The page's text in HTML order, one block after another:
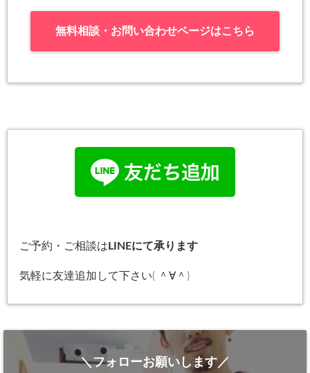
無料相談・お問い合わせページはこちら
ご予約・ご相談は LINEにて承ります
気軽に友達追加して下さい( ＾∀＾)
＼フォローお願いします／